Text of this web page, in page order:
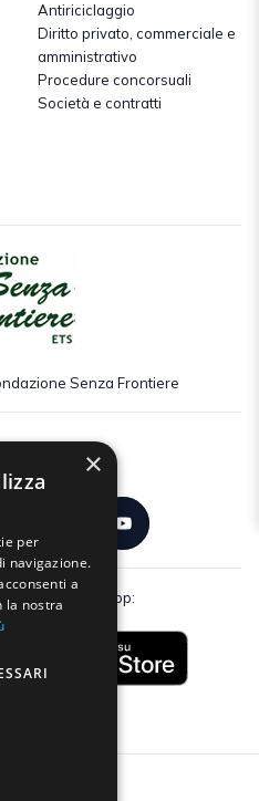
Antiriciclaggio
Diritto privato, commerciale e
amministrativo
Procedure concorsuali
Società e contratti
Senza Frontiere
la nostra app:
×
per
navigazione.
a
la nostra